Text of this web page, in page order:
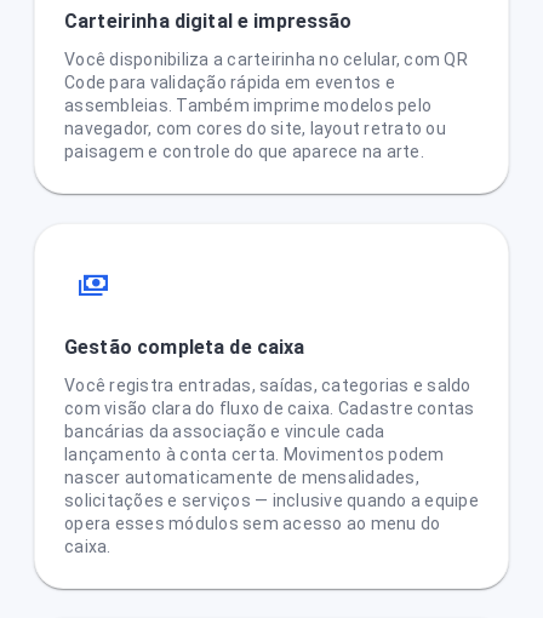
Carteirinha digital e impressão
Você disponibiliza a carteirinha no celular, com QR
Code para validação rápida em eventos e
assembleias. Também imprime modelos pelo
navegador, com cores do site, layout retrato ou
paisagem e controle do que aparece na arte.
Gestão completa de caixa
Você registra entradas, saídas, categorias e saldo
com visão clara do fluxo de caixa. Cadastre contas
bancárias da associação e vincule cada
lançamento à conta certa. Movimentos podem
nascer automaticamente de mensalidades,
solicitações e serviços — inclusive quando a equipe
opera esses módulos sem acesso ao menu do
caixa.